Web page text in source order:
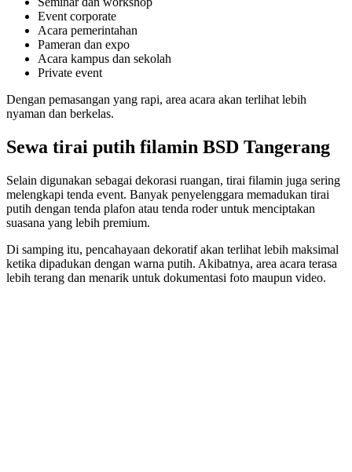
Event corporate
Acara pemerintahan
Pameran dan expo
Acara kampus dan sekolah
Private event
Dengan pemasangan yang rapi, area acara akan terlihat lebih
nyaman dan berkelas.
Sewa tirai putih filamin BSD Tangerang
Selain digunakan sebagai dekorasi ruangan, tirai filamin juga sering
melengkapi tenda event. Banyak penyelenggara memadukan tirai
putih dengan tenda plafon atau tenda roder untuk menciptakan
suasana yang lebih premium.
Di samping itu, pencahayaan dekoratif akan terlihat lebih maksimal
ketika dipadukan dengan warna putih. Akibatnya, area acara terasa
lebih terang dan menarik untuk dokumentasi foto maupun video.